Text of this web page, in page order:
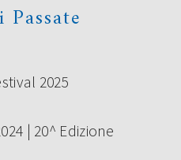
2025
| 20^ Edizione